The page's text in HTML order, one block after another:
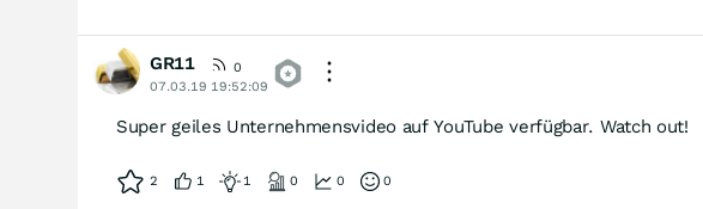
GR11
0
07.03.19 19:52:09
Super geiles Unternehmensvideo auf YouTube verfügbar. Watch out!
2 1 1 0 0 0